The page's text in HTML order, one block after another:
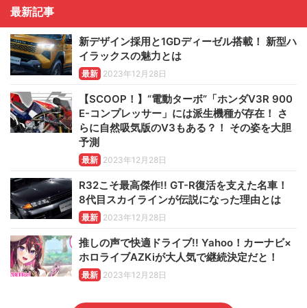
最新記事
新デザイン採用と1GDディーゼル搭載！ 新型ハ
イラックスの魅力とは
最新 2023年12月28日
【SCOOP！】“電動ターボ”「ホンダV3R 900
E-コンプレッサー」には派生機種が存在！ さ
らに自然吸気版のV3もある？！ その姿を大胆
予測
最新 2023年12月28日
R32こそ最高傑作!! GT-R復活を支えた名車！
8代目スカイラインが伝説になった理由とは
最新 2023年12月28日
推しの声で快適ドライブ!! Yahoo！カーナビ×
ホロライブAZKiが大人気で継続決定だと！
最新 2023年12月28日